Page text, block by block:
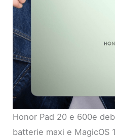
Honor Pad 20 e 600e
batterie maxi e MagicOS